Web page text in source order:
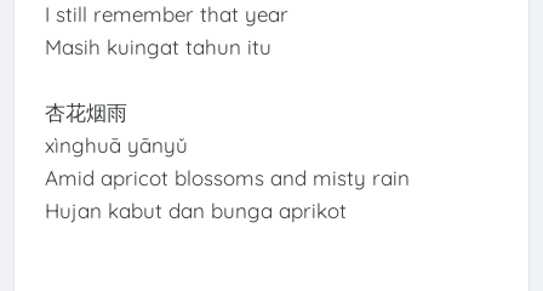
I still remember that year
Masih kuingat tahun itu
杏花烟雨
xìnghuā yānyǔ
Amid apricot blossoms and misty rain
Hujan kabut dan bunga aprikot